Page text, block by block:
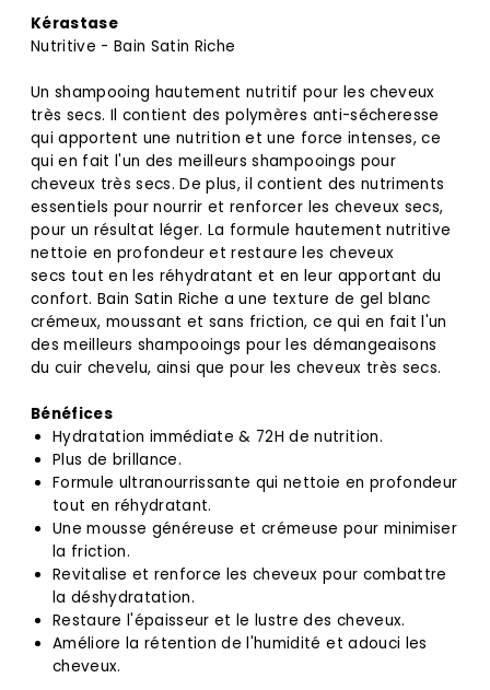
Kérastase
Nutritive - Bain Satin Riche
Un shampooing hautement nutritif pour les cheveux
très secs. Il contient des polymères anti-sécheresse
qui apportent une nutrition et une force intenses, ce
qui en fait l'un des meilleurs shampooings pour
cheveux très secs. De plus, il contient des nutriments
essentiels pour nourrir et renforcer les cheveux secs,
pour un résultat léger. La formule hautement nutritive
nettoie en profondeur et restaure les cheveux
secs tout en les réhydratant et en leur apportant du
confort. Bain Satin Riche a une texture de gel blanc
crémeux, moussant et sans friction, ce qui en fait l'un
des meilleurs shampooings pour les démangeaisons
du cuir chevelu, ainsi que pour les cheveux très secs.
Bénéfices
Hydratation immédiate & 72H de nutrition.
Plus de brillance.
Formule ultranourrissante qui nettoie en profondeur
tout en réhydratant.
Une mousse généreuse et crémeuse pour minimiser
la friction.
Revitalise et renforce les cheveux pour combattre
la déshydratation.
Restaure l'épaisseur et le lustre des cheveux.
Améliore la rétention de l'humidité et adouci les
cheveux.